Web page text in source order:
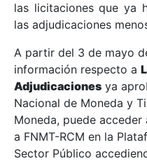
Mostrar/Ocultar
Mostrar/Ocultar
las licitaciones que ya
las adjudicaciones
A partir del 3 de mayo
información respecto a
Adjudicaciones ya
Nacional de Moneda y
Moneda, puede
a FNMT-RCM en la
Sector Público